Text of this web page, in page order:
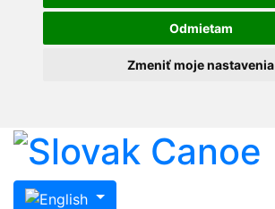
Odmietam
Zmeniť moje nastavenia